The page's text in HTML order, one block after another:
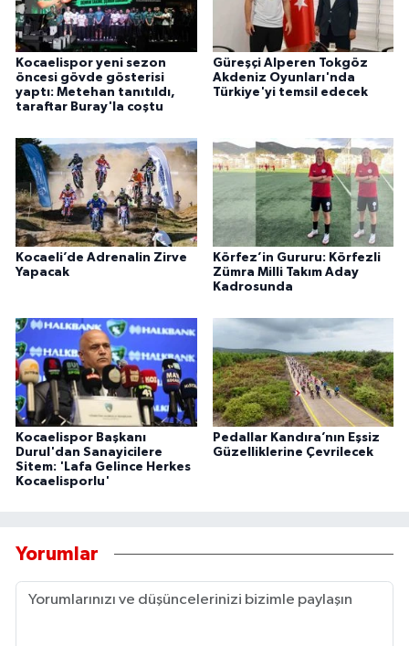
Kocaelispor yeni sezon
öncesi gövde gösterisi
yaptı: Metehan tanıtıldı,
taraftar Buray'la coştu
Güreşçi Alperen Tokgöz
Akdeniz Oyunları'nda
Türkiye'yi temsil edecek
Kocaeli’de Adrenalin Zirve
Yapacak
Körfez’in Gururu: Körfezli
Zümra Milli Takım Aday
Kadrosunda
Kocaelispor Başkanı
Durul'dan Sanayicilere
Sitem: 'Lafa Gelince Herkes
Kocaelisporlu'
Pedallar Kandıra’nın Eşsiz
Güzelliklerine Çevrilecek
Yorumlar